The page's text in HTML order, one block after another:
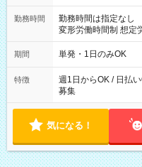
勤務時間
勤務時間は指定なし
変形労働時間制 想定労働時間160
～21：00
期間 単発・1日のみOK
特徴
週1日からOK / 日払
募集
気になる！